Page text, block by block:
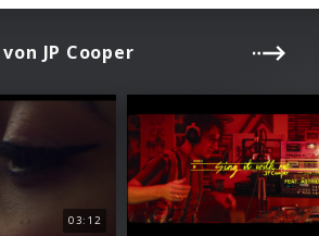
JP Cooper
03:12